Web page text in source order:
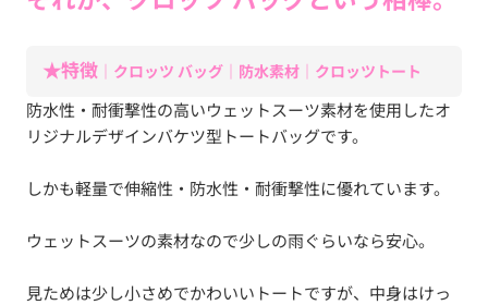
★特徴 ｜クロッツ バッグ｜防水素材｜ クロッツ トート
防水性・耐衝撃性の高いウェットスーツ素材を使用したオ
リジナルデザインバケツ型トートバッグです。
しかも軽量で伸縮性・防水性・耐衝撃性に優れています。
ウェットスーツの素材なので少しの雨ぐらいなら安心。
見ためは少し小さめでかわいいトートですが、中身はけっ